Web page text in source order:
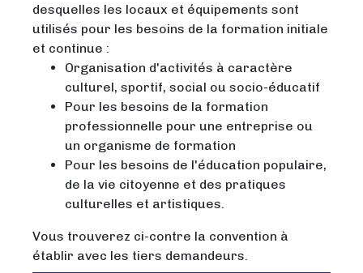
desquelles les locaux et équipements sont
utilisés pour les besoins de la formation initiale
et continue :
Organisation d'activités à caractère
culturel, sportif, social ou socio-éducatif
Pour les besoins de la formation
professionnelle pour une entreprise ou
un organisme de formation
Pour les besoins de l'éducation populaire,
de la vie citoyenne et des pratiques
culturelles et artistiques.
Vous trouverez ci-contre la convention à
établir avec les tiers demandeurs.